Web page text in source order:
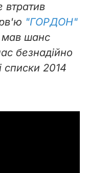
втратив
"ГОРДОН"
мав шанс
безнадійно
списки 2014